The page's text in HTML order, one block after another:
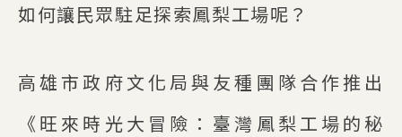
如何讓民眾駐足探索鳳梨工場呢？
高雄市政府文化局與友種團隊合作推出
《旺來時光大冒險：臺灣鳳梨工場的秘